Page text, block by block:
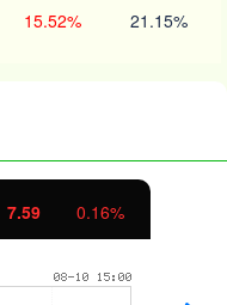
15.52% 21.15%
7.59 0.16%